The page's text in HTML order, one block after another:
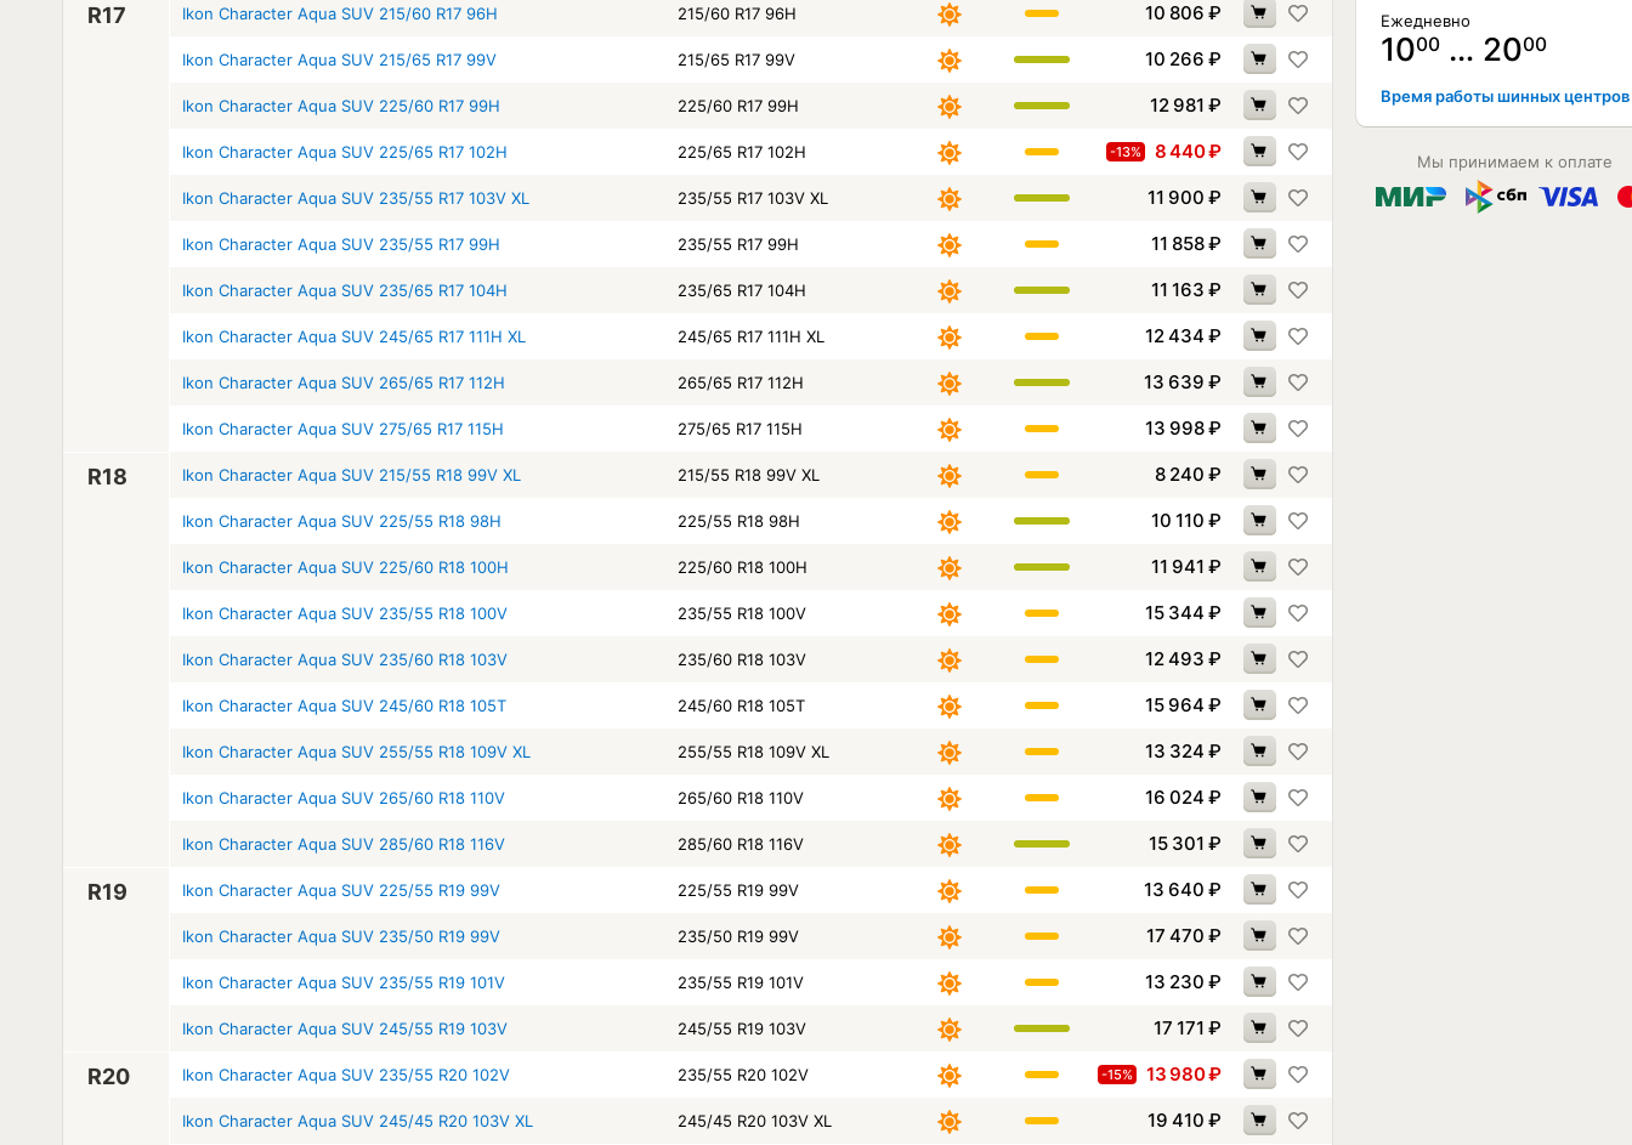
R17 Ikon Character Aqua SUV 215/60 R17 96H 215/60 R17 96H 10 806 ₽
Ikon Character Aqua SUV 215/65 R17 99V 215/65 R17 99V 10 266 ₽
Ikon Character Aqua SUV 225/60 R17 99H 225/60 R17 99H 12 981 ₽
Ikon Character Aqua SUV 225/65 R17 102H 225/65 R17 102H -13% 8 440₽
Ikon Character Aqua SUV 235/55 R17 103V XL 235/55 R17 103V XL 11 900 ₽
Ikon Character Aqua SUV 235/55 R17 99H 235/55 R17 99H 11 858₽
Ikon Character Aqua SUV 235/65 R17 104H 235/65 R17 104H 11 163 ₽
Ikon Character Aqua SUV 245/65 R17 111H XL 245/65 R17 111H XL 12 434 ₽
Ikon Character Aqua SUV 265/65 R17 112H 265/65 R17 112H 13 639 ₽
Ikon Character Aqua SUV 275/65 R17 115H 275/65 R17 115H 13 998₽
R18 Ikon Character Aqua SUV 215/55 R18 99V XL 215/55 R18 99V XL 8 240 ₽
Ikon Character Aqua SUV 225/55 R18 98H 225/55 R18 98H 10 110 ₽
Ikon Character Aqua SUV 225/60 R18 100H 225/60 R18 100H 11 941 ₽
Ikon Character Aqua SUV 235/55 R18 100V 235/55 R18 100V 15 344 ₽
Ikon Character Aqua SUV 235/60 R18 103V 235/60 R18 103V 12 493 ₽
Ikon Character Aqua SUV 245/60 R18 105T 245/60 R18 105T 15 964 ₽
Ikon Character Aqua SUV 255/55 R18 109V XL 255/55 R18 109V XL 13 324 ₽
Ikon Character Aqua SUV 265/60 R18 110V 265/60 R18 110V 16 024 ₽
Ikon Character Aqua SUV 285/60 R18 116V 285/60 R18 116V 15 301 ₽
R19 Ikon Character Aqua SUV 225/55 R19 99V 225/55 R19 99V 13 640 ₽
Ikon Character Aqua SUV 235/50 R19 99V 235/50 R19 99V 17 470 ₽
Ikon Character Aqua SUV 235/55 R19 101V 235/55 R19 101V 13 230 ₽
Ikon Character Aqua SUV 245/55 R19 103V 245/55 R19 103V 17 171 ₽
R20 Ikon Character Aqua SUV 235/55 R20 102V 235/55 R20 102V -15% 13 980₽
Ikon Character Aqua SUV 245/45 R20 103V XL 245/45 R20 103V XL 19 410 ₽
Ежедневно
1000 … 2000
Время работы шинных центров
Мы принимаем к оплате